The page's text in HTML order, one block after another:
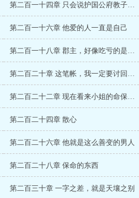
第二百一十四章 只会说护国公府教子无方
第二百一十六章 他爱的人一直是自己
第二百一十八章 郡主，好像吃亏的是我吧？
第二百二十章 这笔帐，我一定要讨回来的
第二百二十二章 现在看来小姐的命保住了
第二百二十四章 散心
第二百二十六章 他就是这么善变的男人
第二百二十八章 保命的东西
第二百三十章 一字之差，就是天壤之别